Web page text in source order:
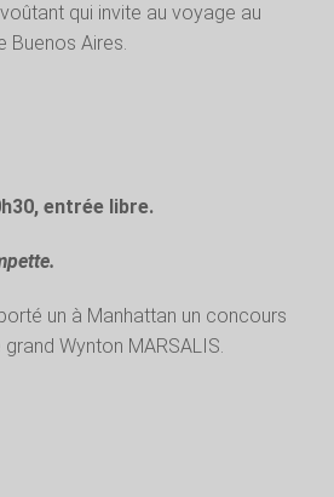
qui invite au voyage au
Buenos Aires.
entrée libre.
un à Manhattan un concours
Wynton MARSALIS.